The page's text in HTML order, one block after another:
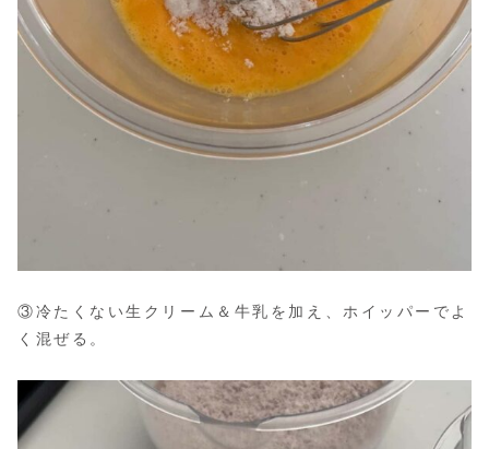
③冷たくない生クリーム＆牛乳を加え、ホイッパーでよ
く混ぜる。